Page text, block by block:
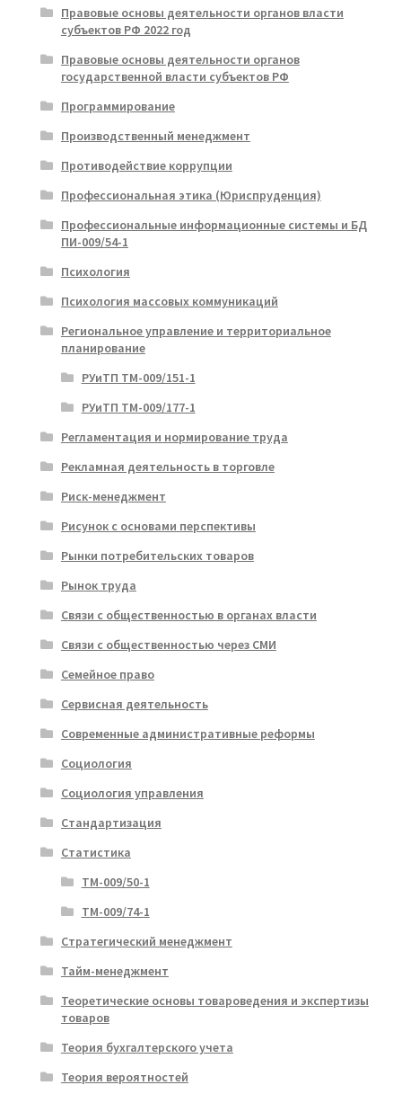
Правовые основы деятельности органов власти
субъектов РФ 2022 год
Правовые основы деятельности органов
государственной власти субъектов РФ
Программирование
Производственный менеджмент
Противодействие коррупции
Профессиональная этика (Юриспруденция)
Профессиональные информационные системы и БД
ПИ-009/54-1
Психология
Психология массовых коммуникаций
Региональное управление и территориальное
планирование
РУиТП ТМ-009/151-1
РУиТП ТМ-009/177-1
Регламентация и нормирование труда
Рекламная деятельность в торговле
Риск-менеджмент
Рисунок с основами перспективы
Рынки потребительских товаров
Рынок труда
Связи с общественностью в органах власти
Связи с общественностью через СМИ
Семейное право
Сервисная деятельность
Современные административные реформы
Социология
Социология управления
Стандартизация
Статистика
ТМ-009/50-1
ТМ-009/74-1
Стратегический менеджмент
Тайм-менеджмент
Теоретические основы товароведения и экспертизы
товаров
Теория бухгалтерского учета
Теория вероятностей